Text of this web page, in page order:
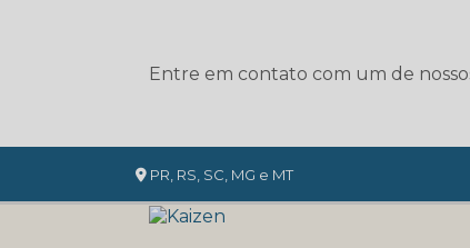
Entre em contato com um de
PR, RS, SC, MG e MT